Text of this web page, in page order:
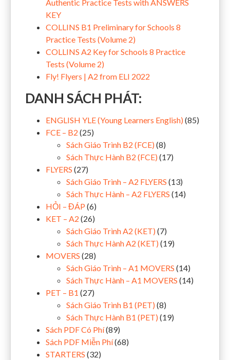
Authentic Practice Tests with ANSWERS
KEY
COLLINS B1 Preliminary for Schools 8
Practice Tests (Volume 2)
COLLINS A2 Key for Schools 8 Practice
Tests (Volume 2)
Fly! Flyers | A2 from ELI 2022
DANH SÁCH PHÁT:
ENGLISH YLE (Young Learners English) (85)
FCE – B2 (25)
Sách Giáo Trình B2 (FCE) (8)
Sách Thực Hành B2 (FCE) (17)
FLYERS (27)
Sách Giáo Trình – A2 FLYERS (13)
Sách Thực Hành – A2 FLYERS (14)
HỎI – ĐÁP (6)
KET – A2 (26)
Sách Giáo Trình A2 (KET) (7)
Sách Thực Hành A2 (KET) (19)
MOVERS (28)
Sách Giáo Trình – A1 MOVERS (14)
Sách Thực Hành – A1 MOVERS (14)
PET – B1 (27)
Sách Giáo Trình B1 (PET) (8)
Sách Thực Hành B1 (PET) (19)
Sách PDF Có Phí(89)
Sách PDF Miễn Phí(68)
STARTERS (32)